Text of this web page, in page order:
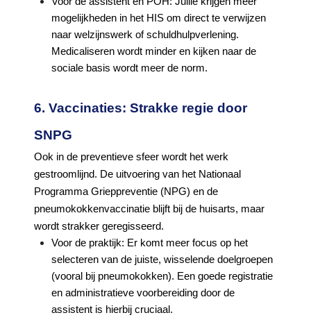
mogelijkheden in het HIS om direct te verwijzen
naar welzijnswerk of schuldhulpverlening.
Medicaliseren wordt minder en kijken naar de
sociale basis wordt meer de norm.
6. Vaccinaties: Strakke regie door
SNPG
Ook in de preventieve sfeer wordt het werk
gestroomlijnd. De uitvoering van het Nationaal
Programma Grieppreventie (NPG) en de
pneumokokkenvaccinatie blijft bij de huisarts, maar
wordt strakker geregisseerd.
Voor de praktijk: Er komt meer focus op het
selecteren van de juiste, wisselende doelgroepen
(vooral bij pneumokokken). Een goede registratie
en administratieve voorbereiding door de
assistent is hierbij cruciaal.